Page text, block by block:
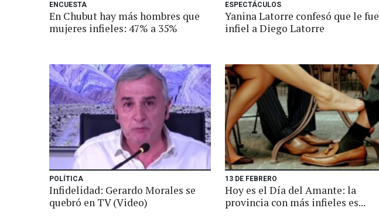
ENCUESTA
En Chubut hay más hombres que
mujeres infieles: 47% a 35%
ESPECTÁCULOS
Yanina Latorre confesó que le fue
infiel a Diego Latorre
POLÍTICA
Infidelidad: Gerardo Morales se
quebró en TV (Video)
13 DE FEBRERO
Hoy es el Día del Amante: la
provincia con más infieles es...